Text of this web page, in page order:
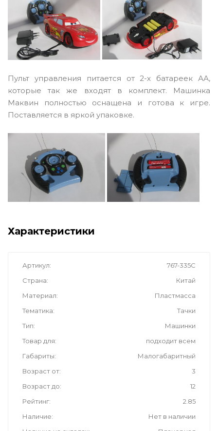
Пульт управления питается от 2-х батареек АА,
которые так же входят в комплект. Машинка
Маквин полностью оснащена и готова к игре.
Поставляется в яркой упаковке.
Характеристики
Артикул
767-335С
Страна
Китай
Материал
Пластмасса
Тематика
Тачки
Тип
Машинки
Товар для
подходит всем
Габариты
Малогабаритный
Возраст от
3
Возраст до
12
Рейтинг
2.85
Наличие
Нет в наличии